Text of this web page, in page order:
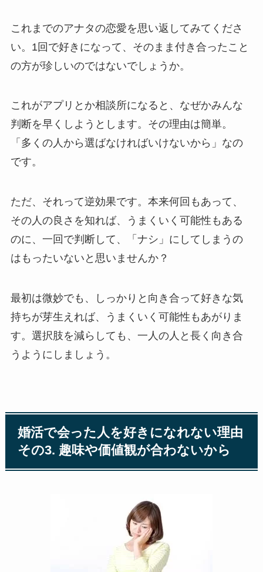
これまでのアナタの恋愛を思い返してみてくださ
い。1回で好きになって、そのまま付き合ったこと
の方が珍しいのではないでしょうか。
これがアプリとか相談所になると、なぜかみんな
判断を早くしようとします。その理由は簡単。
「多くの人から選ばなければいけないから」なの
です。
ただ、それって逆効果です。本来何回もあって、
その人の良さを知れば、うまくいく可能性もある
のに、一回で判断して、「ナシ」にしてしまうの
はもったいないと思いませんか？
最初は微妙でも、しっかりと向き合って好きな気
持ちが芽生えれば、うまくいく可能性もあがりま
す。選択肢を減らしても、一人の人と長く向き合
うようにしましょう。
婚活で会った人を好きになれない理由
その3. 趣味や価値観が合わないから